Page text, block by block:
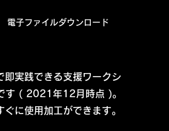
子ファイルダウンロード
即実践できる支援ワークシ
す ( 2021年12月時点 )。
に使用加工ができます。